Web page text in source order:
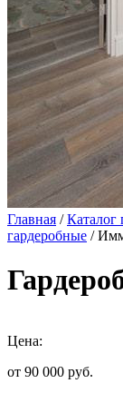
Главная /Каталог
гардеробные /
Цена:
от 90 000 руб.